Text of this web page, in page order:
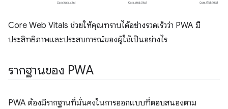
Core Web Vitals ช่วยให้คุณทราบได้อย่างรวดเร็วว่า PWA มี
ประสิทธิภาพและประสบการณ์ของผู้ใช้เป็นอย่างไร
รากฐานของ PWA
PWA ต้องมีรากฐานที่มั่นคงในการออกแบบที่ตอบสนองตาม